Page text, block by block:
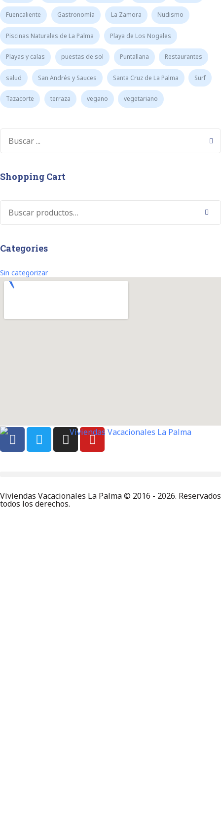
Fuencaliente Gastronomía La Zamora Nudismo
Piscinas Naturales de La Palma Playa de Los Nogales
Playas y calas puestas de sol Puntallana Restaurantes
salud San Andrés y Sauces Santa Cruz de La Palma Surf
Tazacorte terraza vegano vegetariano
Shopping Cart
Categories
Sin categorizar
Viviendas Vacacionales La Palma © 2016 - 2026. Reservados
todos los derechos.